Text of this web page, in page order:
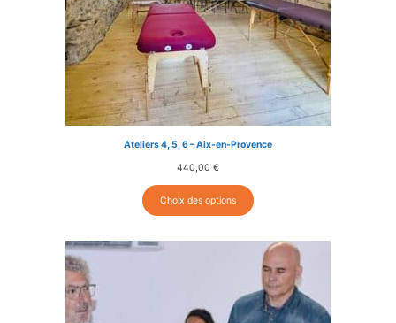
Ateliers 4, 5, 6 – Aix-en-Provence
440,00 €
Choix des options